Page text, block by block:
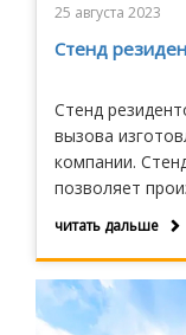
25 августа 2023
Стенд
Стенд
вызова
компании.
позволяет
отдельных
арендаторов.
читать дальше